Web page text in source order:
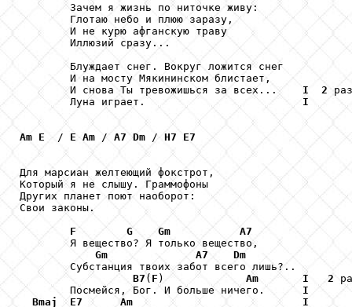
        Зачем я жизнь по ниточке живу:
        Глотаю небо и плюю заразу,
        И не курю афганскую траву
        Иллюзий сразу...
        Блуждает снег. Вокруг ложится снег
        И на мосту Мякининском блистает,
        И снова Ты тревожишься за всех...
I 2
        Луна играет.
I
Am E
  /
E Am / A7 Dm / H7 E7
Для марсиан желтеющий фокстрот,
Который я не слышу. Граммофоны
Других планет поют наоборот:
Свои законы.
F
G Gm
A7
        Я вещество? Я только вещество,
Gm
A7
Dm
        Субстанция твоих забот всего лишь?..
B7 (F ) Am I 2
        Посмейся, Бог. И больше ничего.
I
Bmaj
E7 Am
I